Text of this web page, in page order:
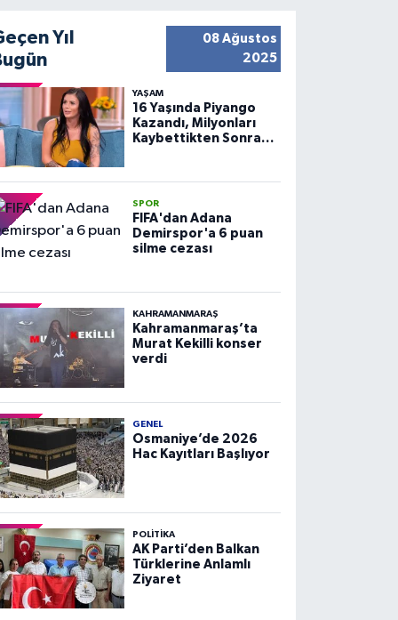
Yıl
08 Ağustos
2025
YAŞAM
16 Yaşında Piyango
Kazandı, Milyonları
Kaybettikten Sonra
SPOR
FIFA'dan Adana
Demirspor'a 6 puan
silme cezası
KAHRAMANMARAŞ
Kahramanmaraş’ta
Murat Kekilli konser
verdi
GENEL
Osmaniye’de 2026
Hac Kayıtları Başlıyor
POLITIKA
AK Parti’den Balkan
Türklerine Anlamlı
Ziyaret